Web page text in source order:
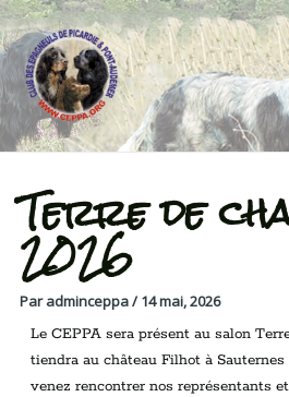
Aller
au
contenu
Terre de
2026
Paradminceppa/ 14 mai, 2026
Le CEPPA sera présent au salon
tiendra au château Filhot à Sauternes
venez rencontrer nos représentants
Navigation
des
articles